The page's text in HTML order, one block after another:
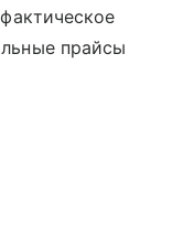
прайсы